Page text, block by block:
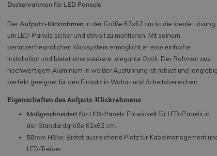
Deckenrahmen für LED Paneele
DerAufputz-Klickrahmen in der Größe 62x62 cm ist die ideale Lösung,
um LED-Panels sicher und stilvoll zu montieren. Mit seinem
benutzerfreundlichen Klicksystem ermöglicht er eine einfache
Installation und bietet eine saubere, elegante Optik. Der Rahmen aus
hochwertigem Aluminium in weißer Ausführung ist robust und
perfekt geeignet für den Einsatz in Wohn- und Arbeitsbereichen.
Eigenschaften des Aufputz-Klickrahmens
Maßgeschneidert für LED-Panels: Entwickelt für LED-Panels in
der Standardgröße 62x62 cm.
50mm Höhe: Bietet ausreichend Platz für Kabelmanagement
LED-Treiber.